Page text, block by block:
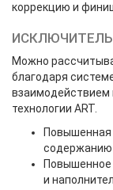
коррекцию и
Можно
благодаря
взаимодействием
технологии ART.
Повышенная
содержанию
и